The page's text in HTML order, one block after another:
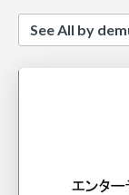
See All by